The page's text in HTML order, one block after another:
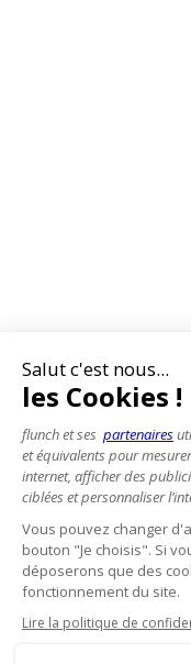
Salut c'est nous...
les Cookies !
flunch et ses partenaires
et équivalents pour
internet, afficher des
ciblées et personnaliser
Vous pouvez changer
bouton "Je choisis". Si
déposerons que des
fonctionnement du site.
Lire la politique de